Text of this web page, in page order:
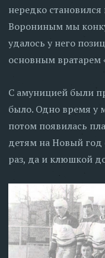
нередко становился
Ворониным мы
удалось у него
основным вратарем
С амуницией были
было. Одно время у
потом появилась
детям на Новый год
раз, да и клюшкой